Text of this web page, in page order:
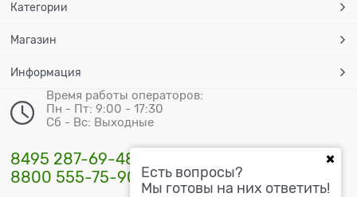
Категории
Магазин
Информация
Время работы операторов:
Пн - Пт: 9:00 - 17:30
Сб - Вс: Выходные
8495 287-69-48
8800 555-75-90
Есть вопросы?
Мы готовы на них ответить!